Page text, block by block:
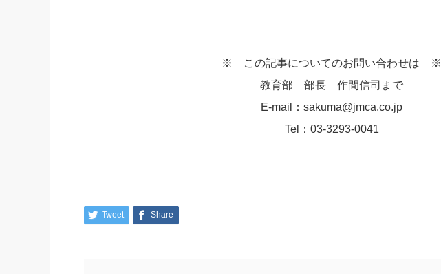
※ この記事についてのお問い合わせは ※
教育部 部長 作間信司まで
E-mail：sakuma@jmca.co.jp
Tel：03-3293-0041
Tweet Share